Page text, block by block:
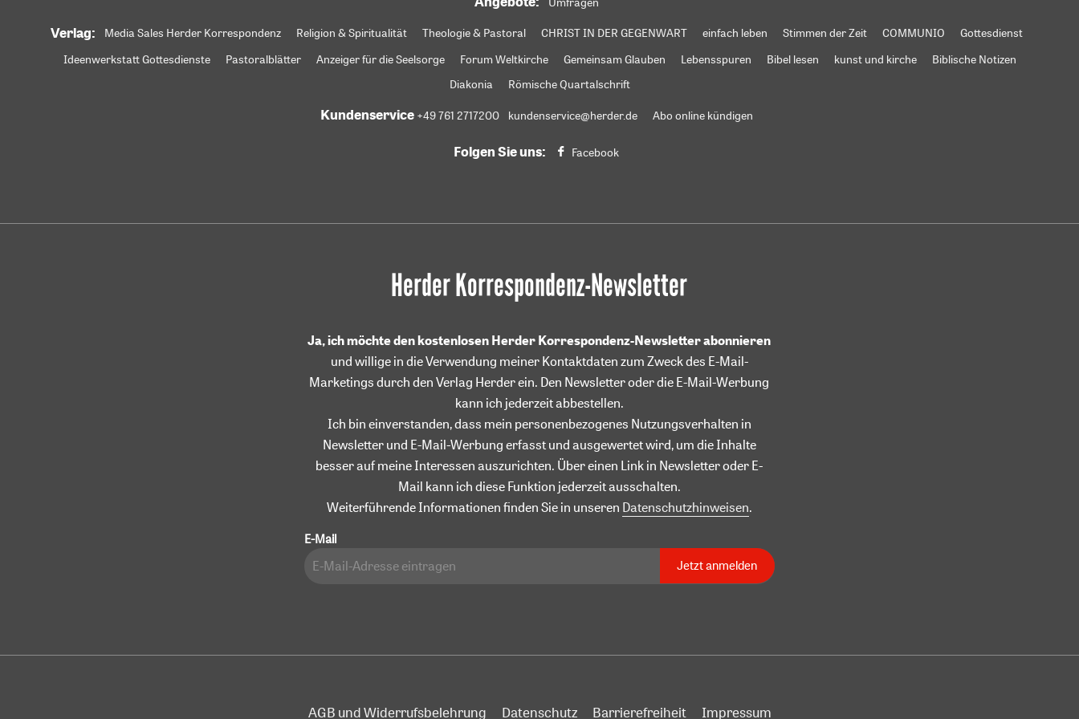
Verlag: Media Sales Herder Korrespondenz Religion & Spiritualität Theologie & Pastoral CHRIST IN DER GEGENWART einfach leben Stimmen der Zeit COMMUNIO
Gottesdienst
Ideenwerkstatt Gottesdienste
Pastoralblätter Anzeiger für die Seelsorge Forum Weltkirche Gemeinsam Glauben Lebensspuren Bibel lesen kunst und kirche
Biblische Notizen
Diakonia
Römische Quartalschrift
Kundenservice +49 761 2717200 kundenservice@herder.de Abo online kündigen
Folgen Sie uns: Facebook
Herder Korrespondenz-Newsletter
Ja, ich möchte den kostenlosen Herder Korrespondenz-Newsletter abonnieren
und willige in die Verwendung meiner Kontaktdaten zum Zweck des E-Mail-
Marketings durch den Verlag Herder ein. Den Newsletter oder die E-Mail-Werbung
kann ich jederzeit abbestellen.
Ich bin einverstanden, dass mein personenbezogenes Nutzungsverhalten in
Newsletter und E-Mail-Werbung erfasst und ausgewertet wird, um die Inhalte
besser auf meine Interessen auszurichten. Über einen Link in Newsletter oder E-
Mail kann ich diese Funktion jederzeit ausschalten.
Weiterführende Informationen finden Sie in unseren Datenschutzhinweisen.
E-Mail
Jetzt anmelden
AGB und Widerrufsbelehrung Datenschutz Barrierefreiheit Impressum